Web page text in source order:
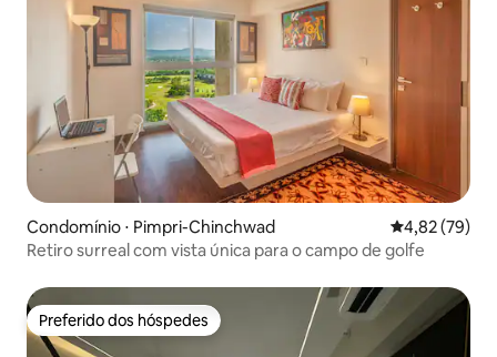
Condomínio ⋅ Pimpri-Chinchwad 4,82 de uma
4,82 (79)
Retiro surreal com vista única para o campo de golfe
Preferido dos hóspedes
Preferido dos hóspedes